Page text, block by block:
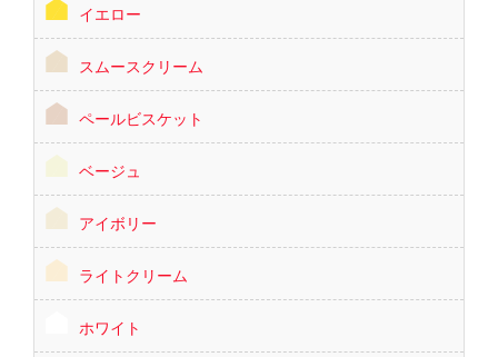
イエロー
スムースクリーム
ペールビスケット
ベージュ
アイボリー
ライトクリーム
ホワイト